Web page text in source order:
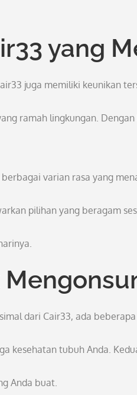
yang
juga memiliki keunikan
ramah lingkungan.
varian rasa yang
pilihan yang beragam
dari Cair33, ada
kesehatan tubuh Anda.
Anda buat.